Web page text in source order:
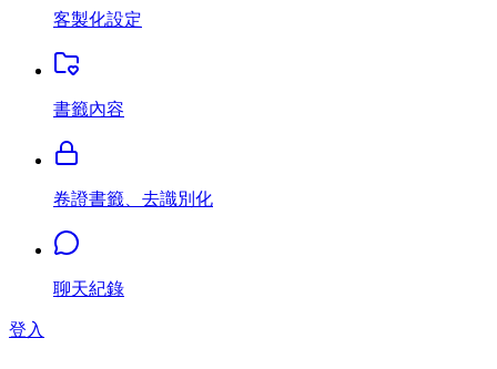
客製化設定
書籤內容
卷證書籤、去識別化
聊天紀錄
登入